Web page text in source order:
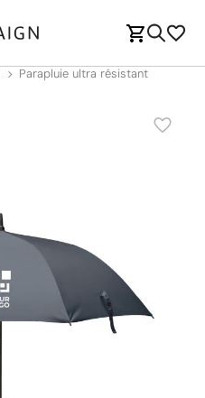
Parapluie ultra résistant